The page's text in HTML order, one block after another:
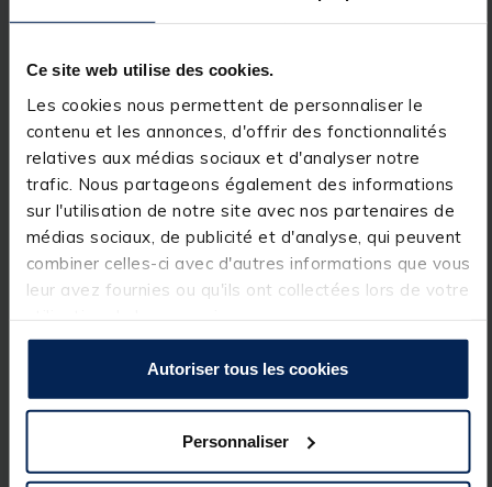
Ce site web utilise des cookies.
Les cookies nous permettent de personnaliser le
contenu et les annonces, d'offrir des fonctionnalités
relatives aux médias sociaux et d'analyser notre
trafic. Nous partageons également des informations
sur l'utilisation de notre site avec nos partenaires de
médias sociaux, de publicité et d'analyse, qui peuvent
combiner celles-ci avec d'autres informations que vous
leur avez fournies ou qu'ils ont collectées lors de votre
Autoriser tous les cookies
Personnaliser
L'une des principales caractéristiques du moulinet
Spinning Shimano Sedona est son système de frein
fluide et constante, permettant aux pêcheurs de
casse ou une résistance excessive.
En plus de ses performances, le moulinet Sedona de
Shimano est également très esthétique . Le design
argenté du moulinet est complété par de légères
touches dorées, ce qui en fait non seulement un outil
fonctionnel mais aussi un accessoire élégant pour
votre matériel de pêche.
aguerri, le moulinet spinning Shimano Sedona est un
très bon choix pour vos futures sorties de pêche
Avec ses performances exceptionnelles et sa
fiabilité, c'est un moulinet de confiance pour vous
accompagner au bord de l'eau.
Détails